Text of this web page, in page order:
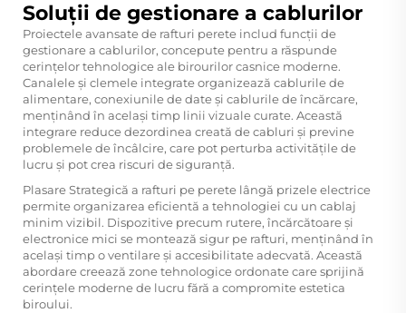
Soluții de gestionare a cablurilor
Proiectele avansate de rafturi perete includ funcții de
gestionare a cablurilor, concepute pentru a răspunde
cerințelor tehnologice ale birourilor casnice moderne.
Canalele și clemele integrate organizează cablurile de
alimentare, conexiunile de date și cablurile de încărcare,
menținând în același timp linii vizuale curate. Această
integrare reduce dezordinea creată de cabluri și previne
problemele de încâlcire, care pot perturba activitățile de
lucru și pot crea riscuri de siguranță.
Plasare Strategică a rafturi pe perete lângă prizele electrice
permite organizarea eficientă a tehnologiei cu un cablaj
minim vizibil. Dispozitive precum rutere, încărcătoare și
electronice mici se montează sigur pe rafturi, menținând în
același timp o ventilare și accesibilitate adecvată. Această
abordare creează zone tehnologice ordonate care sprijină
cerințele moderne de lucru fără a compromite estetica
biroului.